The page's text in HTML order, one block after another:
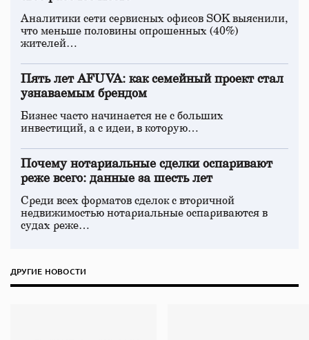
Аналитики сети сервисных офисов SOK выяснили,
что меньше половины опрошенных (40%)
жителей…
Пять лет AFUVA: как семейный проект стал
узнаваемым брендом
Бизнес часто начинается не с больших
инвестиций, а с идеи, в которую…
Почему нотариальные сделки оспаривают
реже всего: данные за шесть лет
Среди всех форматов сделок с вторичной
недвижимостью нотариальные оспариваются в
судах реже…
ДРУГИЕ НОВОСТИ